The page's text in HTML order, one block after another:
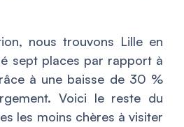
nous trouvons Lille en
sept places par rapport à
à une baisse de 30 %
Voici le reste du
les moins chères à visiter